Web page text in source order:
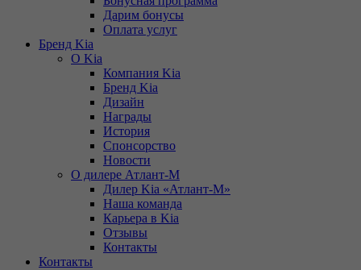
Дарим бонусы
Оплата услуг
Бренд Kia
О Kia
Компания Kia
Бренд Kia
Дизайн
Награды
История
Спонсорство
Новости
О дилере Атлант-М
Дилер Kia «Атлант-М»
Наша команда
Карьера в Kia
Отзывы
Контакты
Контакты